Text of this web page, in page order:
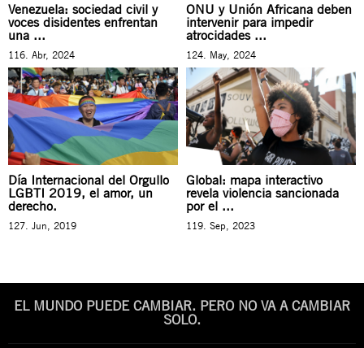
Venezuela: sociedad civil y
voces disidentes enfrentan
una ...
116. Abr, 2024
ONU y Unión Africana deben
intervenir para impedir
atrocidades ...
124. May, 2024
Día Internacional del Orgullo
LGBTI 2019, el amor, un
derecho.
127. Jun, 2019
Global: mapa interactivo
revela violencia sancionada
por el ...
119. Sep, 2023
EL MUNDO PUEDE CAMBIAR. PERO NO VA A CAMBIAR
SOLO.